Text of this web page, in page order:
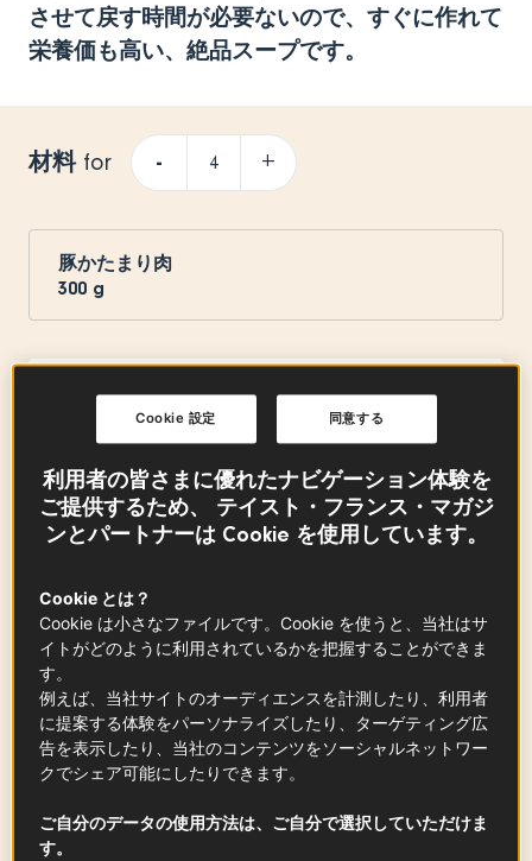
させて戻す時間が必要ないので、すぐに作れて
栄養価も高い、絶品スープです。
材料for - +
豚かたまり肉
300 g
AOP ル・ピュイ産緑レンズ豆
舞茸
80g
人参
0.50
本
利用者の皆さまに優れたナビゲーション体験を
ご提供するため、 テイスト・フランス・マガジ
ンとパートナーは Cookie を使用しています。
Cookie とは？
Cookie は小さなファイルです。Cookie を使うと、当社はサ
イトがどのように利用されているかを把握することができま
す。
例えば、当社サイトのオーディエンスを計測したり、利用者
に提案する体験をパーソナライズしたり、ターゲティング広
告を表示したり、当社のコンテンツをソーシャルネットワー
クでシェア可能にしたりできます。
ご自分のデータの使用方法は、ご自分で選択していただけま
す。
同意する
Cookie 設定